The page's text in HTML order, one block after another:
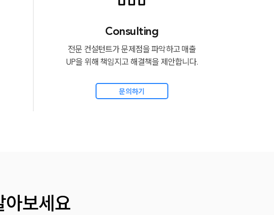
Consulting
전문 컨설턴트가 문제점을 파악하고 매출
UP을 위해 책임지고 해결책을 제안합니다.
문의하기
아보세요